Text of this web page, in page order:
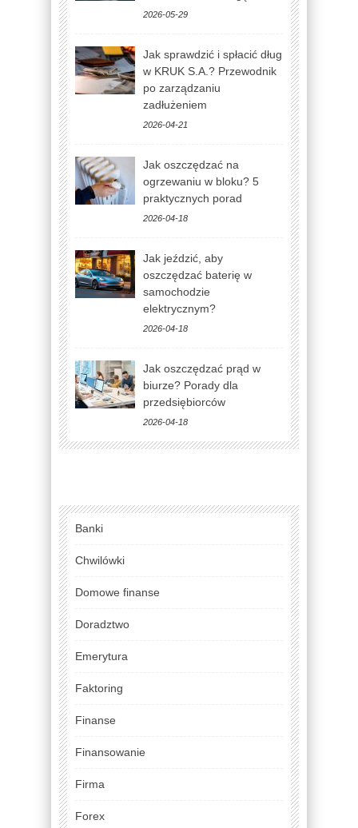
2026-05-29
Jak sprawdzić i spłacić dług
w KRUK S.A.? Przewodnik
po zarządzaniu
zadłużeniem
2026-04-21
Jak oszczędzać na
ogrzewaniu w bloku? 5
praktycznych porad
2026-04-18
Jak jeździć, aby
oszczędzać baterię w
samochodzie
elektrycznym?
2026-04-18
Jak oszczędzać prąd w
biurze? Porady dla
przedsiębiorców
2026-04-18
Banki
Chwilówki
Domowe finanse
Doradztwo
Emerytura
Faktoring
Finanse
Finansowanie
Firma
Forex